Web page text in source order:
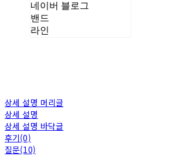
네이버 블로그
밴드
라인
상세 설명 머리글
상세 설명
상세 설명 바닥글
후기(0)
질문(10)